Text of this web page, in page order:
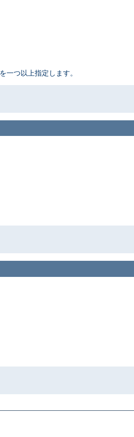
一つ以上指定します。